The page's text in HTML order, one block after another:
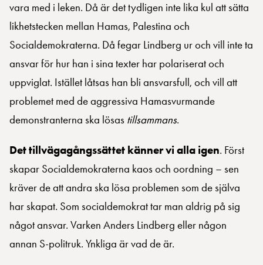
vara med i leken. Då är det tydligen inte lika kul att sätta
likhetstecken mellan Hamas, Palestina och
Socialdemokraterna. Då fegar Lindberg ur och vill inte ta
ansvar för hur han i sina texter har polariserat och
uppviglat. Istället låtsas han bli ansvarsfull, och vill att
problemet med de aggressiva Hamasvurmande
demonstranterna ska lösas tillsammans.
Det tillvägagångssättet känner vi alla igen. Först
skapar Socialdemokraterna kaos och oordning – sen
kräver de att andra ska lösa problemen som de själva
har skapat. Som socialdemokrat tar man aldrig på sig
något ansvar. Varken Anders Lindberg eller någon
annan S-politruk. Ynkliga är vad de är.